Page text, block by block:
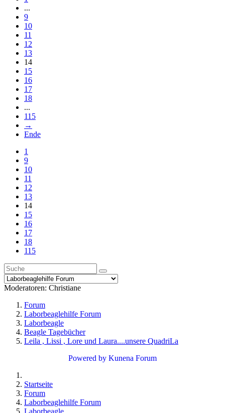
...
9
10
11
12
13
14
15
16
17
18
...
115
→
Ende
1
9
10
11
12
13
14
15
16
17
18
115
Moderatoren: Christiane
Forum
Laborbeaglehilfe Forum
Laborbeagle
Beagle Tagebücher
Leila , Lissi , Lore und Laura....unsere QuadriLa
Powered by Kunena Forum
Startseite
Forum
Laborbeaglehilfe Forum
Laborbeagle